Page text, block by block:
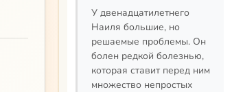
У двенадцатилетнего
Наиля большие, но
решаемые проблемы. Он
болен редкой болезнью,
которая ставит перед ним
множество непростых